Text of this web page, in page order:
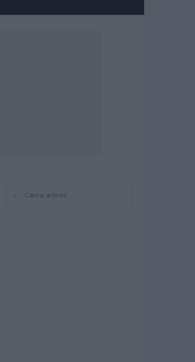
⌕Cerca